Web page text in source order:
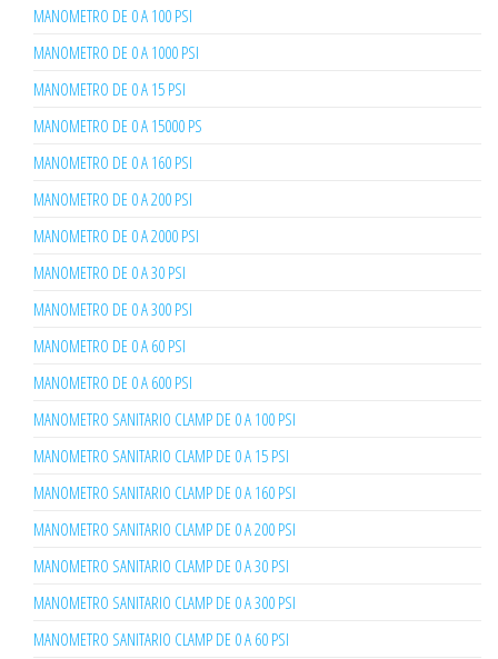
MANOMETRO DE 0 A 100 PSI
MANOMETRO DE 0 A 1000 PSI
MANOMETRO DE 0 A 15 PSI
MANOMETRO DE 0 A 15000 PS
MANOMETRO DE 0 A 160 PSI
MANOMETRO DE 0 A 200 PSI
MANOMETRO DE 0 A 2000 PSI
MANOMETRO DE 0 A 30 PSI
MANOMETRO DE 0 A 300 PSI
MANOMETRO DE 0 A 60 PSI
MANOMETRO DE 0 A 600 PSI
MANOMETRO SANITARIO CLAMP DE 0 A 100 PSI
MANOMETRO SANITARIO CLAMP DE 0 A 15 PSI
MANOMETRO SANITARIO CLAMP DE 0 A 160 PSI
MANOMETRO SANITARIO CLAMP DE 0 A 200 PSI
MANOMETRO SANITARIO CLAMP DE 0 A 30 PSI
MANOMETRO SANITARIO CLAMP DE 0 A 300 PSI
MANOMETRO SANITARIO CLAMP DE 0 A 60 PSI